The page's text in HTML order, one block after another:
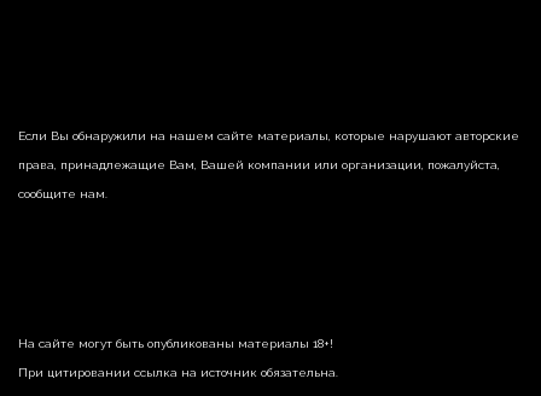
Если Вы обнаружили на нашем сайте материалы, которые нарушают авторские
права, принадлежащие Вам, Вашей компании или организации, пожалуйста,
сообщите нам.
На сайте могут быть опубликованы материалы 18+!
При цитировании ссылка на источник обязательна.